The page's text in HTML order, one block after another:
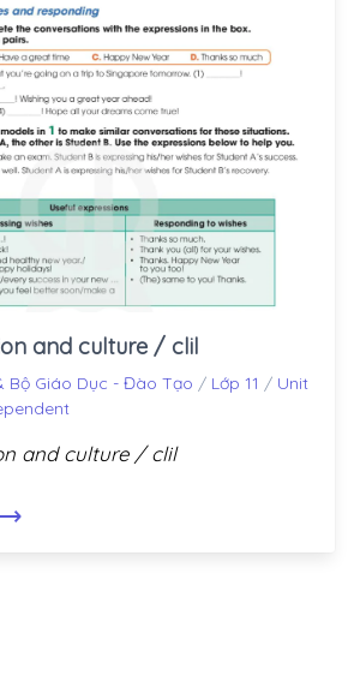
and culture / clil
Bộ Giáo Dục - Đào Tạo / Lớp 11 / Unit
and culture / clil